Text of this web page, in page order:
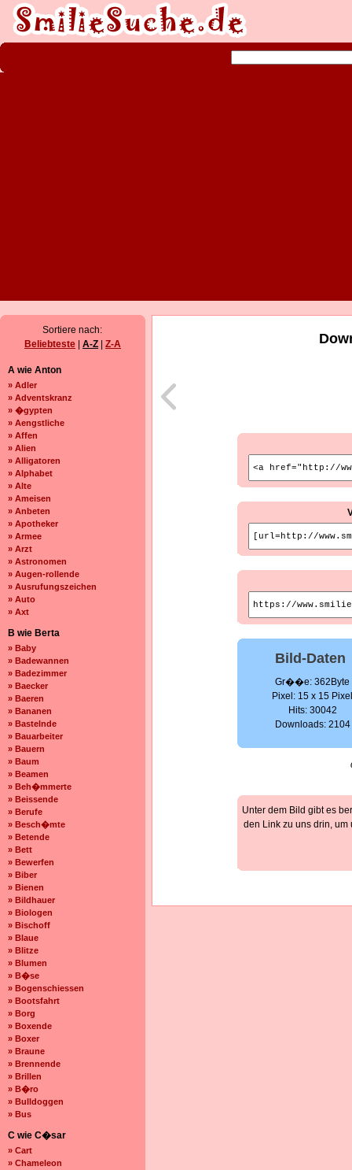
Sortiere nach:
Beliebteste
A-Z Z-A
A wie Anton
» Adler
» Adventskranz
» �gypten
» Aengstliche
» Affen
» Alien
» Alligatoren
» Alphabet
» Alte
» Ameisen
» Anbeten
» Apotheker
» Armee
» Arzt
» Astronomen
» Augen-rollende
» Ausrufungszeichen
» Auto
» Axt
B wie Berta
» Baby
» Badewannen
» Badezimmer
» Baecker
» Baeren
» Bananen
» Bastelnde
» Bauarbeiter
» Bauern
» Baum
» Beamen
» Beh�mmerte
» Beissende
» Berufe
» Besch�mte
» Betende
» Bett
» Bewerfen
» Biber
» Bienen
» Bildhauer
» Biologen
» Bischoff
» Blaue
» Blitze
» Blumen
» B�se
» Bogenschiessen
» Bootsfahrt
» Borg
» Boxende
» Boxer
» Braune
» Brennende
» Brillen
» B�ro
» Bulldoggen
» Bus
C wie C�sar
» Cart
» Chameleon
Bild-Daten
Gr��e: 362Byte
Pixel: 15 x 15
Hits: 30042
Downloads: 2104
Unter dem Bild gibt es
den Link zu uns drin,